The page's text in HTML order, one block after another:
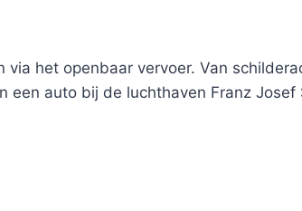
het openbaar vervoer. Van
auto bij de luchthaven Franz Josef